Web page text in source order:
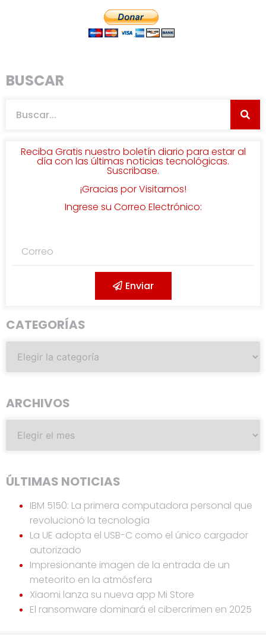
BUSCAR
Reciba Gratis nuestro boletín diario para estar al
día con las últimas noticias tecnológicas.
Suscribase.
¡Gracias por Visitarnos!
Ingrese su Correo Electrónico:
Enviar
CATEGORÍAS
ARCHIVOS
ÚLTIMAS NOTICIAS
IBM 5150: La primera computadora personal que
revolucionó la tecnología
La UE adopta el USB-C como el único cargador
autorizado
Impresionante imagen de la entrada de un
meteorito en la atmósfera
Xiaomi lanza su nueva app Mi Store
El ransomware dominará el cibercrimen en 2025